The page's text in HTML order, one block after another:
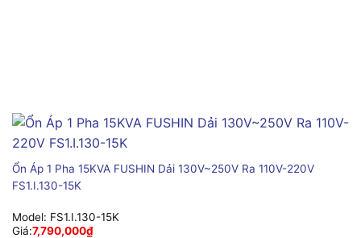
Ổn Áp 1 Pha 15KVA FUSHIN Dải 130V~250V Ra 110V-220V
FS1.I.130-15K
Model: FS1.I.130-15K
Giá:7,790,000₫